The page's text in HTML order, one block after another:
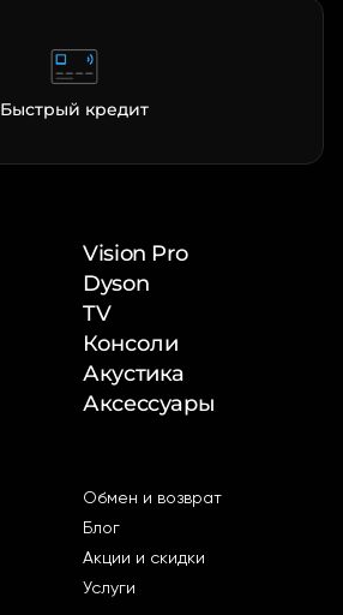
Быстрый кредит
Vision Pro
Dyson
TV
Консоли
Акустика
Аксессуары
Обмен и возврат
Блог
Акции и скидки
Услуги